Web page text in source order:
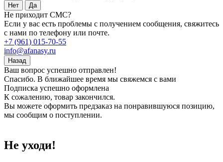
Нет Да
Не приходит СМС?
Если у вас есть проблемы с получением сообщения, свяжитесь
с нами по телефону или почте.
+7 (961) 015-70-55
info@afanasy.ru
Назад
Ваш вопрос успешно отправлен!
Спасибо. В ближайшее время мы свяжемся с вами
Подписка успешно оформлена
К сожалению, товар закончился.
Вы можете оформить предзаказ на понравившуюся позицию,
мы сообщим о поступлении.
Не уходи!